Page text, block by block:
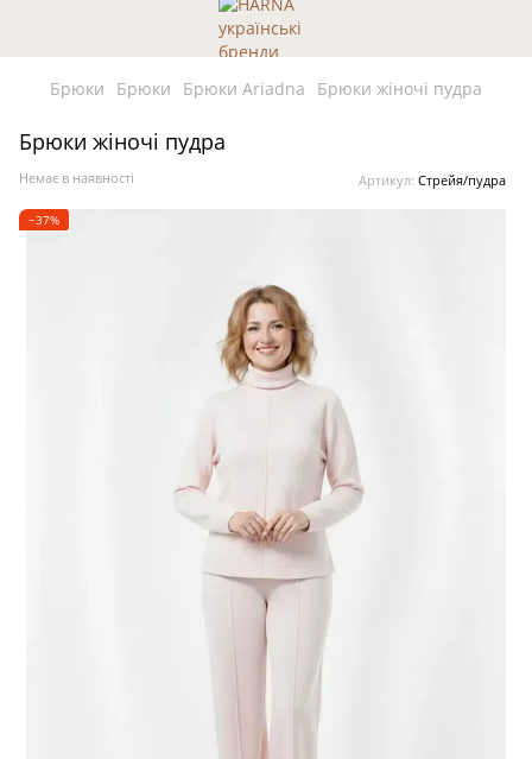
Брюки Брюки Брюки Ariadna Брюки жіночі пудра
Брюки жіночі пудра
Немає в наявності Артикул: Стрейя/пудра
−37%